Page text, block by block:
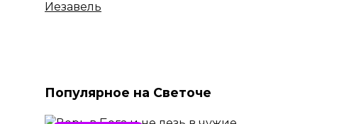
Популярное на Светоче